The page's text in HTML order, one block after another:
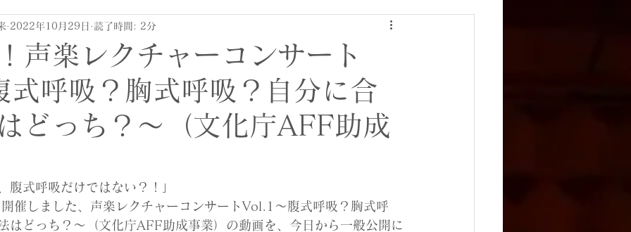
声楽レクチャーコンサート
呼吸？胸式呼吸？自分に合
どっち？〜（文化庁AFF助成
2022年10月29日 読了時間: 2分
腹式呼吸だけではない？！」
催しました、声楽レクチャーコンサートVol.1〜腹式呼吸？胸式呼
はどっち？〜（文化庁AFF助成事業）の動画を、今日から一般公開に